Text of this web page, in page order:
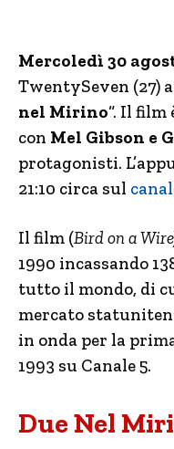
Mercoledì 30
TwentySeven (27)
nel Mirino“. Il film
con Mel Gibson e
protagonisti.
21:10 circa sul
Il film (Bird on a
1990 incassando
tutto il mondo, di
mercato
in onda per la
1993 su Canale 5.
Due Nel